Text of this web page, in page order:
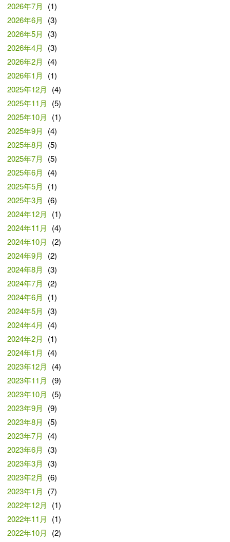
2026年7月
(1)
2026年6月
(3)
2026年5月
(3)
2026年4月
(3)
2026年2月
(4)
2026年1月
(1)
2025年12月
(4)
2025年11月
(5)
2025年10月
(1)
2025年9月
(4)
2025年8月
(5)
2025年7月
(5)
2025年6月
(4)
2025年5月
(1)
2025年3月
(6)
2024年12月
(1)
2024年11月
(4)
2024年10月
(2)
2024年9月
(2)
2024年8月
(3)
2024年7月
(2)
2024年6月
(1)
2024年5月
(3)
2024年4月
(4)
2024年2月
(1)
2024年1月
(4)
2023年12月
(4)
2023年11月
(9)
2023年10月
(5)
2023年9月
(9)
2023年8月
(5)
2023年7月
(4)
2023年6月
(3)
2023年3月
(3)
2023年2月
(6)
2023年1月
(7)
2022年12月
(1)
2022年11月
(1)
2022年10月
(2)